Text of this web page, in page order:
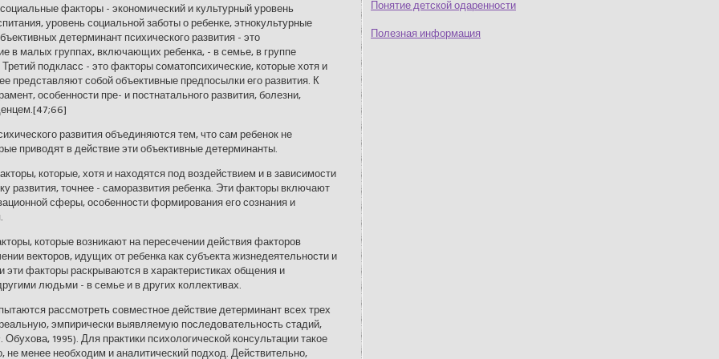
Понятие детской одаренности
Полезная информация
факторы - экономический и культурный уровень
уровень социальной заботы о ребенке, этнокультурные
детерминант психического развития - это
в малых группах, включающих ребенка, - в семье, в группе
подкласс - это факторы соматопсихические, которые хотя и
представляют собой объективные предпосылки его развития. К
особенности пре- и постнатального развития, болезни,
развития объединяются тем, что сам ребенок не
приводят в действие эти объективные детерминанты.
которые, хотя и находятся под воздействием и в зависимости
развития, точнее - саморазвития ребенка. Эти факторы включают
сферы, особенности формирования его сознания и
которые возникают на пересечении действия факторов
векторов, идущих от ребенка как субъекта жизнедеятельности и
факторы раскрываются в характеристиках общения и
людьми - в семье и в других коллективах.
рассмотреть совместное действие детерминант всех трех
эмпирически выявляемую последовательность стадий,
1995). Для практики психологической консультации такое
не менее необходим и аналитический подход. Действительно,